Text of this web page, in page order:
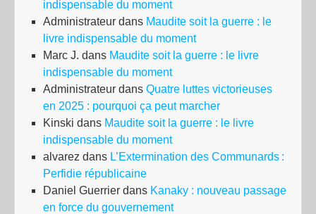
indispensable du moment
Administrateur dans Maudite soit la guerre : le
livre indispensable du moment
Marc J. dans Maudite soit la guerre : le livre
indispensable du moment
Administrateur dans Quatre luttes victorieuses
en 2025 : pourquoi ça peut marcher
Kinski dans Maudite soit la guerre : le livre
indispensable du moment
alvarez dans L’Extermination des Communards :
Perfidie républicaine
Daniel Guerrier dans Kanaky : nouveau passage
en force du gouvernement